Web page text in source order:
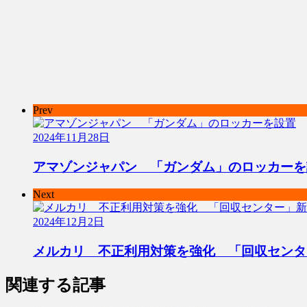
Prev
2024年11月28日
アマゾンジャパン 「ガンダム」のロッカー
Next
2024年12月2日
メルカリ 不正利用対策を強化 「回収セン
関連する記事